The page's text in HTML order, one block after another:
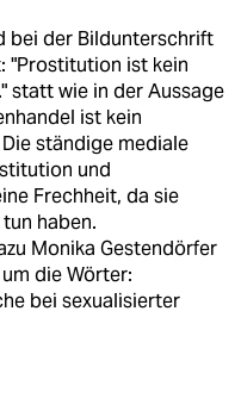
bei der Bildunterschrift
"Prostitution ist kein
statt wie in der Aussage
ist kein
ständige mediale
und
Frechheit, da sie
haben.
Monika Gestendörfer
die Wörter:
bei sexualisierter